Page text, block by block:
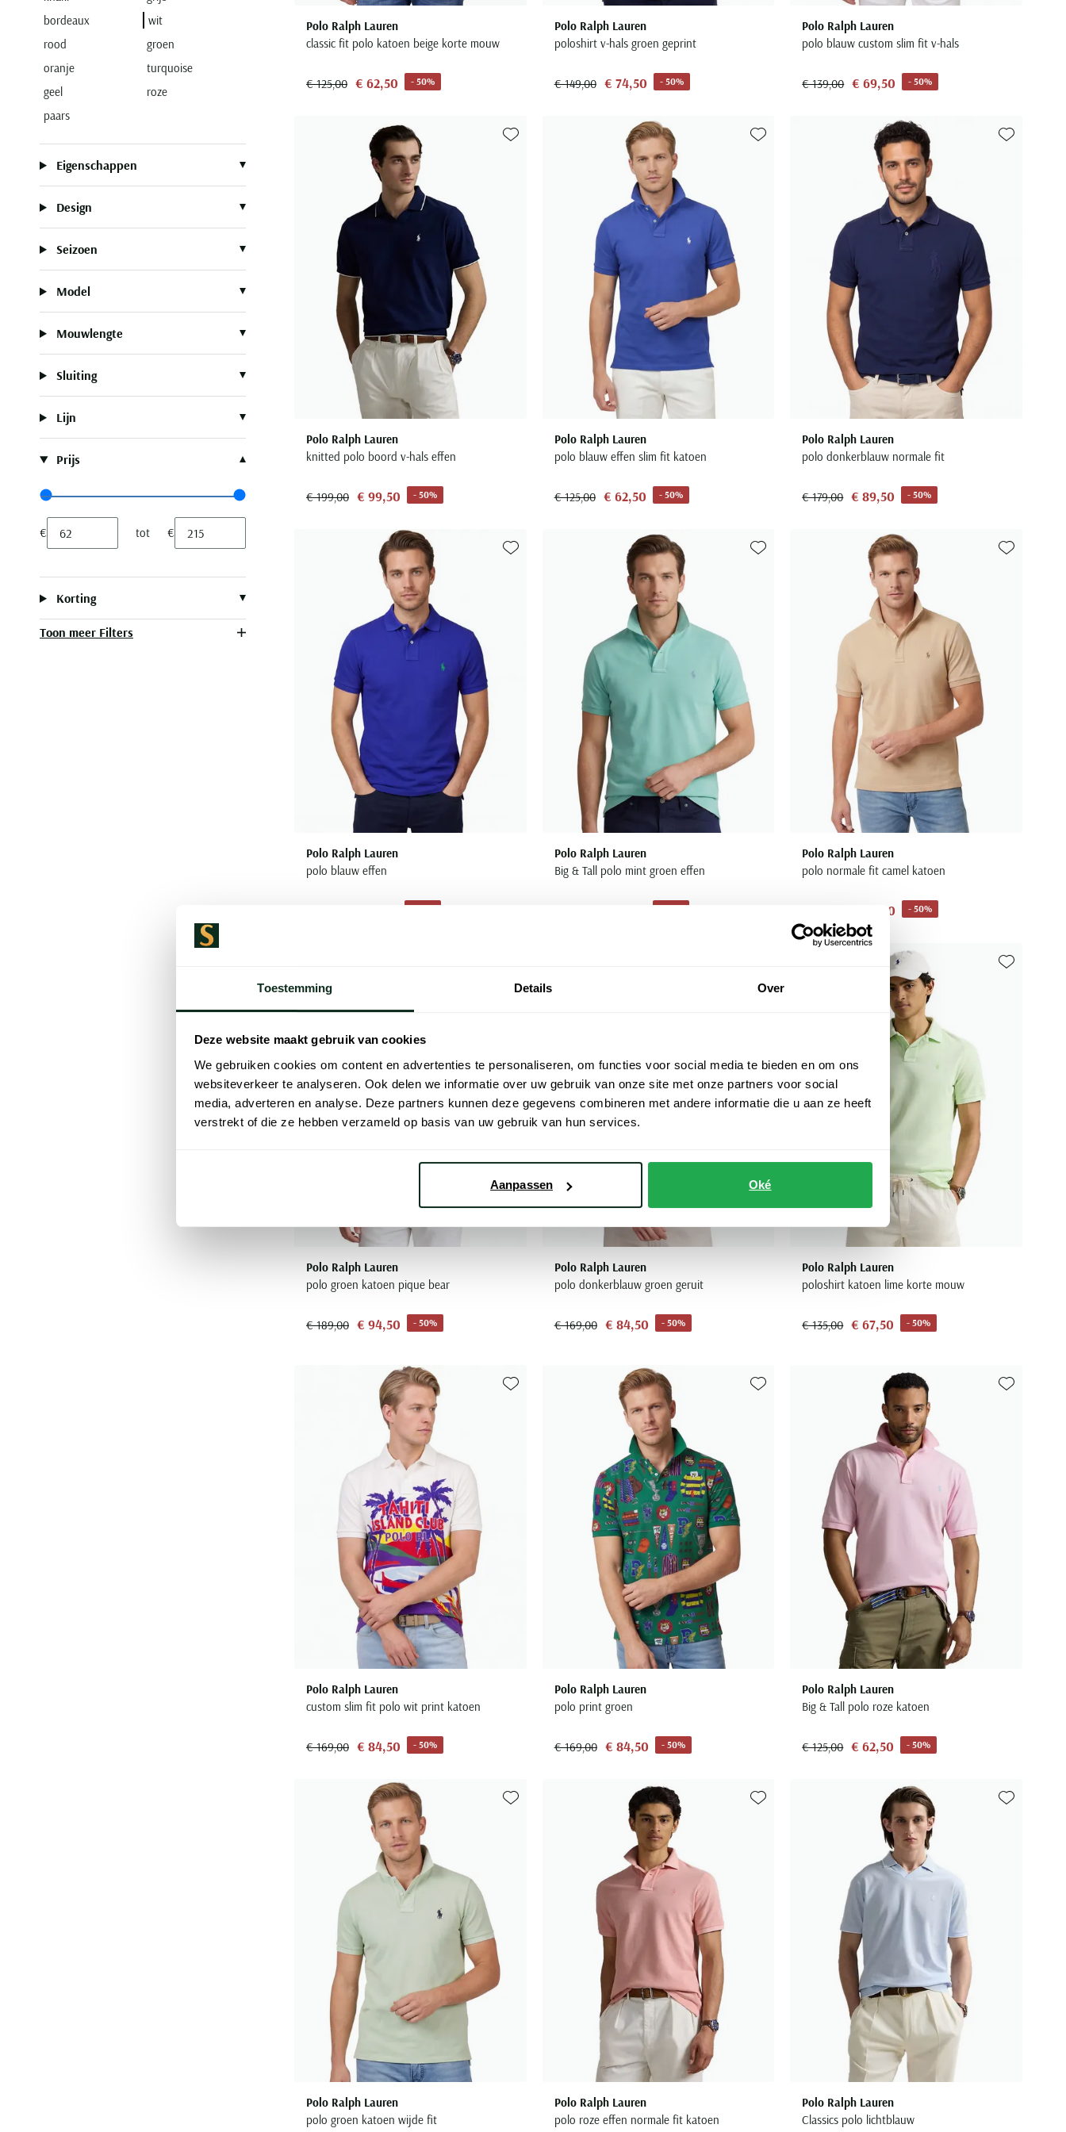
Toestemming Details Over
Deze website maakt gebruik van cookies
We gebruiken cookies om content en advertenties te personaliseren, om functies voor social media te bieden en om ons
websiteverkeer te analyseren. Ook delen we informatie over uw gebruik van onze site met onze partners voor social
media, adverteren en analyse. Deze partners kunnen deze gegevens combineren met andere informatie die u aan ze heeft
verstrekt of die ze hebben verzameld op basis van uw gebruik van hun services.
Aanpassen Oké
bordeaux
wit
rood
groen
oranje
turquoise
geel
roze
paars
Eigenschappen
Design
Seizoen
Model
Mouwlengte
Sluiting
Lijn
Prijs
Range slider min value
Range slider max value
Minimum value input
€ tot
Maximum value input
€
Korting
Toon meer Filters
Polo Ralph Lauren
classic fit polo katoen beige korte mouw
€ 125,00 € 62,50 - 50%
Polo Ralph Lauren
poloshirt v-hals groen geprint
€ 149,00 € 74,50 - 50%
Polo Ralph Lauren
polo blauw custom slim fit v-hals
€ 139,00 € 69,50 - 50%
Polo Ralph Lauren
knitted polo boord v-hals effen
€ 199,00 € 99,50 - 50%
Toevoegen aan favorieten
Polo Ralph Lauren
polo blauw effen slim fit katoen
€ 125,00 € 62,50 - 50%
Toevoegen aan favorieten
Polo Ralph Lauren
polo donkerblauw normale fit
€ 179,00 € 89,50 - 50%
Polo Ralph Lauren
polo blauw effen
- 50%
Toevoegen aan favorieten
Polo Ralph Lauren
Big & Tall polo mint groen effen
- 50%
Toevoegen aan favorieten
Polo Ralph Lauren
polo normale fit camel katoen
€ 69,50 - 50%
Polo Ralph Lauren
polo groen katoen pique bear
€ 189,00 € 94,50 - 50%
Toevoegen aan favorieten
Polo Ralph Lauren
polo donkerblauw groen geruit
€ 169,00 € 84,50 - 50%
Toevoegen aan favorieten
Polo Ralph Lauren
poloshirt katoen lime korte mouw
€ 135,00 € 67,50 - 50%
Polo Ralph Lauren
custom slim fit polo wit print katoen
€ 169,00 € 84,50 - 50%
Toevoegen aan favorieten
Polo Ralph Lauren
polo print groen
€ 169,00 € 84,50 - 50%
Polo Ralph Lauren
Big & Tall polo roze katoen
€ 125,00 € 62,50 - 50%
Polo Ralph Lauren
polo groen katoen wijde fit
Polo Ralph Lauren
polo roze effen normale fit katoen
Polo Ralph Lauren
Classics polo lichtblauw